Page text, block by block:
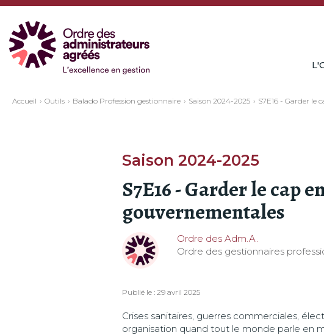
Accueil Outils Balado Profession gestionnaire Saison 2024-2025 S7E16 - Garder le
Saison 2024-2025
S7E16 - Garder le cap
gouvernementales
Ordre des Adm.A.
Ordre des gestionnaires
Publié le : 29 avril 2025
Crises sanitaires, guerres commerciales,
organisation quand tout le monde parle en